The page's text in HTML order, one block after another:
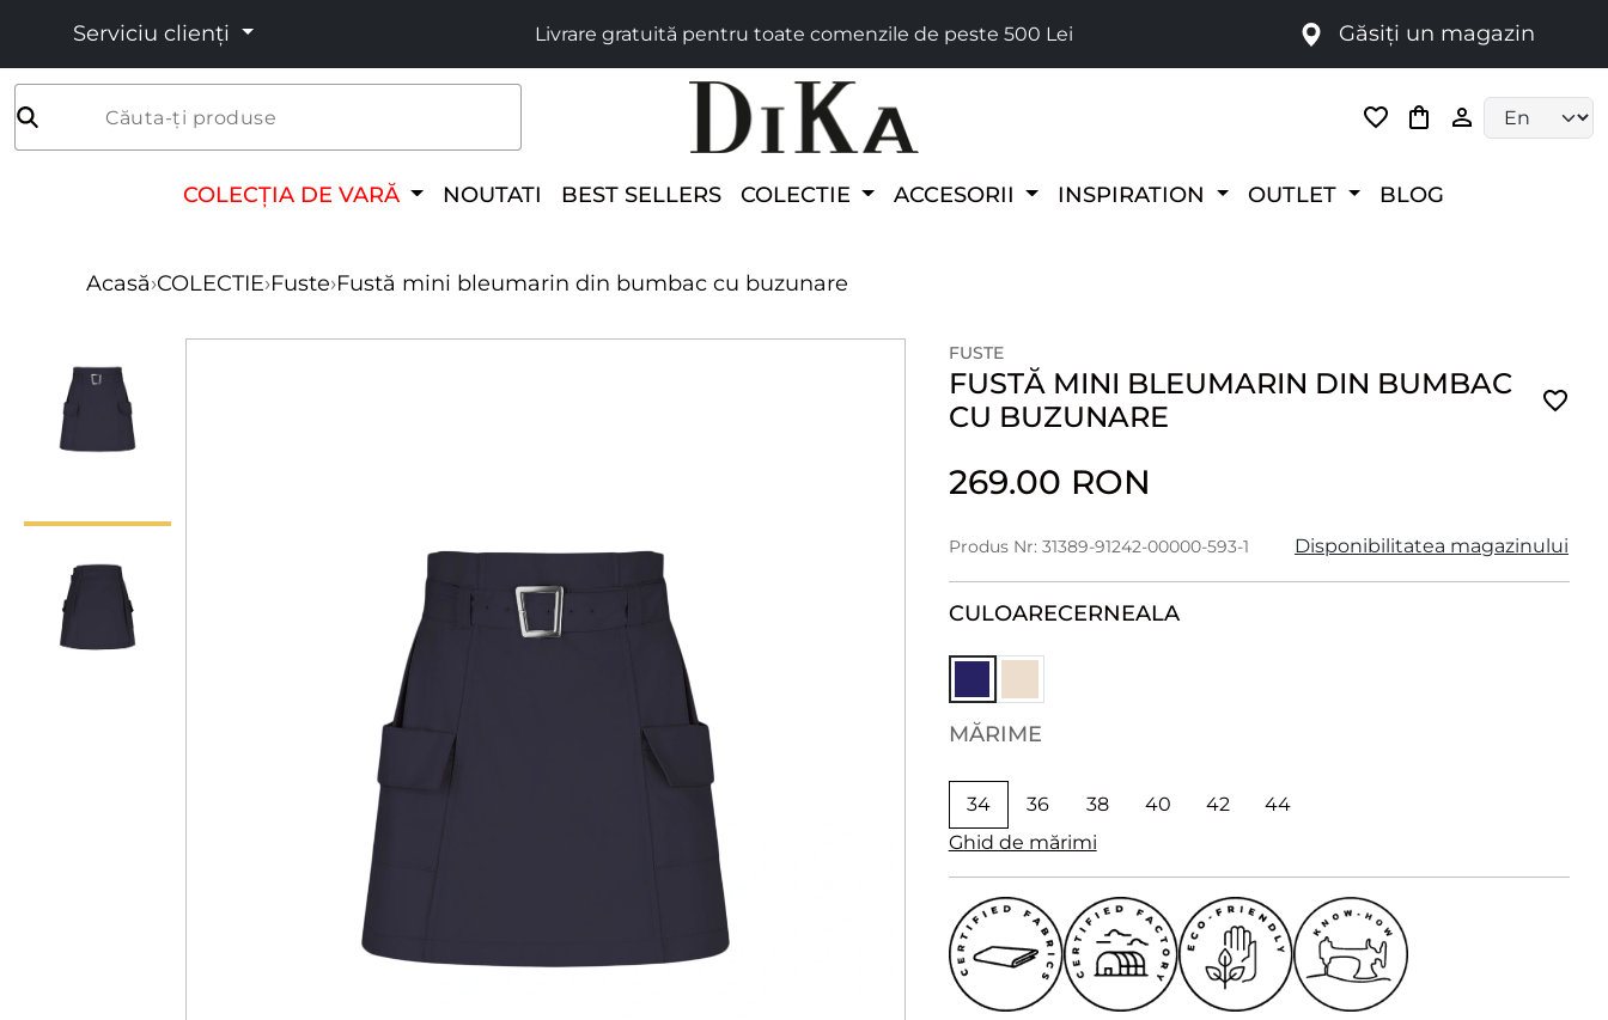
Serviciu clienți Livrare gratuită pentru toate comenzile de peste 500 Lei Găsiți un magazin
Căuta-ți produse
COLECȚIA DE VARĂ NOUTATI BEST SELLERS COLECTIE ACCESORII INSPIRATION OUTLET BLOG
Acasă›COLECTIE›Fuste›Fustă mini bleumarin din bumbac cu buzunare
FUSTE
FUSTĂ MINI BLEUMARIN DIN BUMBAC
CU BUZUNARE
269.00 RON
Produs Nr: 31389-91242-00000-593-1 Disponibilitatea magazinului
CULOARECERNEALA
MĂRIME
34 36 38 40 42
44
Ghid de mărimi